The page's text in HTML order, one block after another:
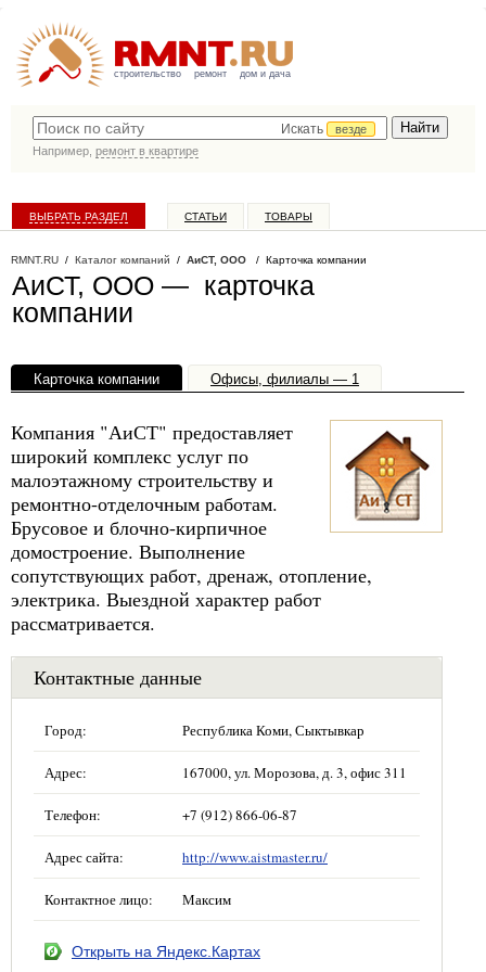
строительство ремонт дом и дача
Искать
везде
Например, ремонт в квартире
ВЫБРАТЬ РАЗДЕЛ СТАТЬИ ТОВАРЫ
RMNT.RU / Каталог компаний / АиСТ, ООО / Карточка компании
АиСТ, ООО — карточка
компании
Карточка компании Офисы, филиалы — 1
Компания "АиСТ" предоставляет
широкий комплекс услуг по
малоэтажному строительству и
ремонтно-отделочным работам.
Брусовое и блочно-кирпичное
домостроение. Выполнение
сопутствующих работ, дренаж, отопление,
электрика. Выездной характер работ
рассматривается.
Контактные данные
Город: Республика Коми, Сыктывкар
Адрес: 167000, ул. Морозова, д. 3, офис 311
Телефон: +7 (912) 866-06-87
Адрес сайта: http://www.aistmaster.ru/
Контактное лицо: Максим
Открыть на Яндекс.Картах